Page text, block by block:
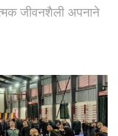
जीवनशैली अपनाने